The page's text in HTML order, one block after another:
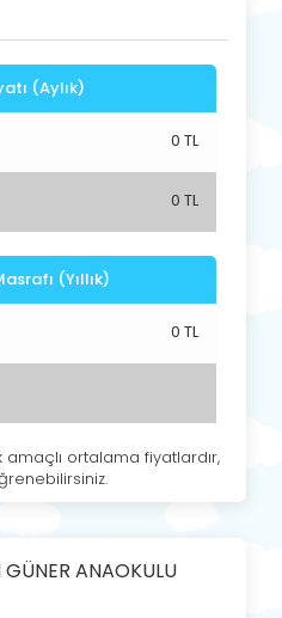
(Aylık)
0 TL
0 TL
(Yıllık)
0 TL
amaçlı ortalama fiyatlardır,
ANAOKULU